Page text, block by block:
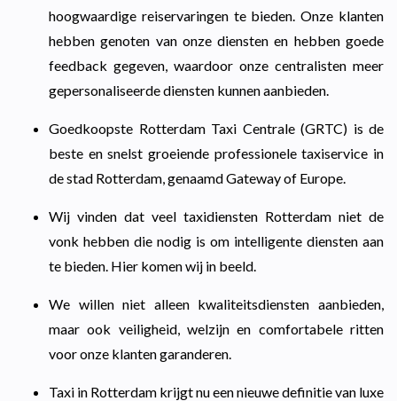
hoogwaardige reiservaringen te bieden. Onze klanten
hebben genoten van onze diensten en hebben goede
feedback gegeven, waardoor onze centralisten meer
gepersonaliseerde diensten kunnen aanbieden.
Goedkoopste Rotterdam Taxi Centrale (GRTC) is de
beste en snelst groeiende professionele taxiservice in
de stad Rotterdam, genaamd Gateway of Europe.
Wij vinden dat veel taxidiensten Rotterdam niet de
vonk hebben die nodig is om intelligente diensten aan
te bieden. Hier komen wij in beeld.
We willen niet alleen kwaliteitsdiensten aanbieden,
maar ook veiligheid, welzijn en comfortabele ritten
voor onze klanten garanderen.
Taxi in Rotterdam krijgt nu een nieuwe definitie van luxe